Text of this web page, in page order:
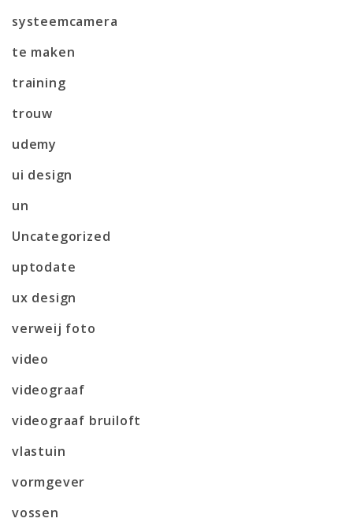
systeemcamera
te maken
training
trouw
udemy
ui design
un
Uncategorized
uptodate
ux design
verweij foto
video
videograaf
videograaf bruiloft
vlastuin
vormgever
vossen